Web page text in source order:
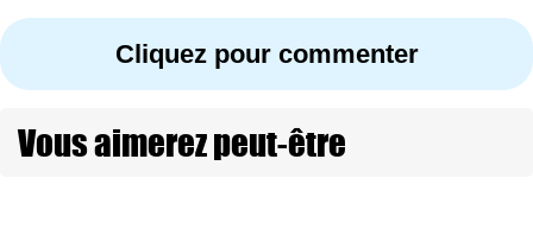
Cliquez pour commenter
Vous aimerez peut-être